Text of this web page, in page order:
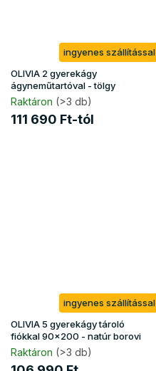
ingyenes szállítással
OLIVIA 2 gyerekágy
ágyneműtartóval - tölgy
Raktáron (>3 db)
111 690 Ft-tól
ingyenes szállítással
OLIVIA 5 gyerekágy tároló
fiókkal 90x200 - natúr borovi
Raktáron (>3 db)